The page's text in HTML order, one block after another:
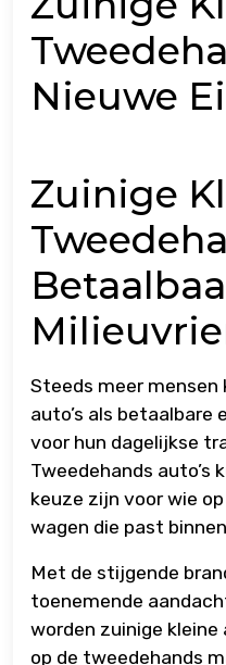
Nieuwe
Zuinige
Steeds meer mensen
auto’s als betaalbare
voor hun dagelijkse
Tweedehands auto’s
keuze zijn voor wie
wagen die past
Met de stijgende
toenemende
worden zuinige kleine
op de tweedehands